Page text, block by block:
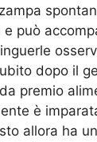
può
dopo il
premio
è
allora ha